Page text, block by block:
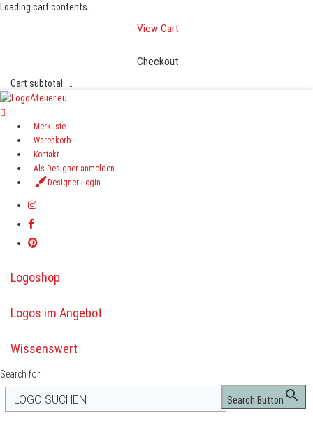
Loading cart contents...
View Cart
Checkout
Cart subtotal:
Merkliste
Warenkorb
Kontakt
Als Designer anmelden
Designer Login
Logoshop
Logos im Angebot
Wissenswert
Search for:
Search Button